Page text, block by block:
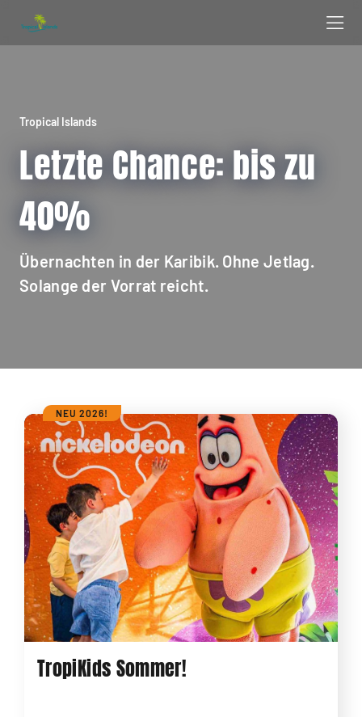
Tropical Islands
Letzte Chance: bis zu
40%
Übernachten in der Karibik. Ohne Jetlag.
Solange der Vorrat reicht.
NEU 2026!
TropiKids Sommer!